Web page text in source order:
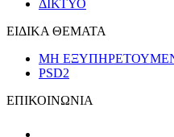
ΔΙΚΤΥΟ
ΕΙΔΙΚΑ ΘΕΜΑΤΑ
ΜΗ
PSD2
ΕΠΙΚΟΙΝΩΝΙΑ